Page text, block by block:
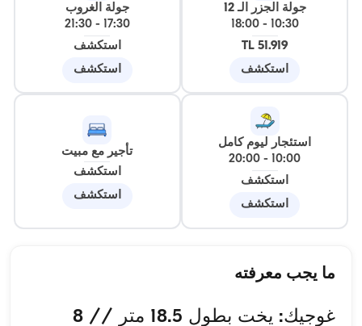
جولة الجزر الـ 12
10:30
-
18:00
51.919 TL
استكشف
جولة الغروب
17:30
-
21:30
استكشف
استكشف
استئجار ليوم كامل
10:00
-
20:00
استكشف
استكشف
تأجير مع مبيت
استكشف
استكشف
ما يجب معرفته
غوجيك: يخت بطول 18.5 متر // 8